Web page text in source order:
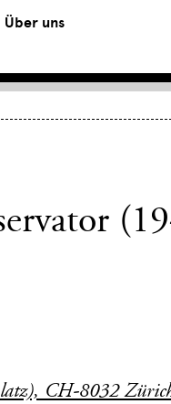
Über uns
CH-8032